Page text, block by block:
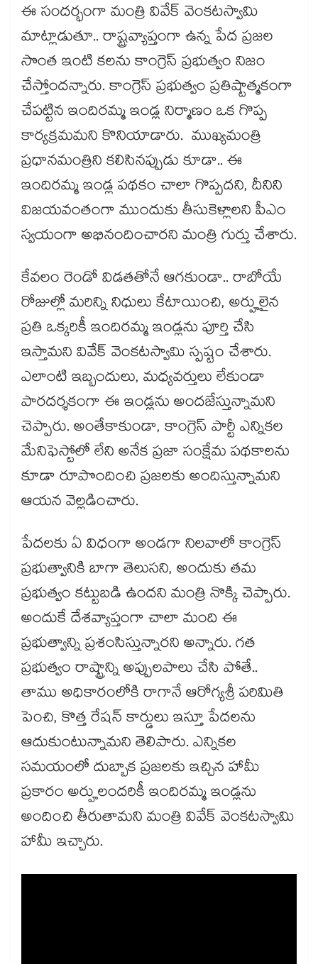
ఈ సందర్భంగా మంత్రి వివేక్ వెంకటస్వామి
మాట్లాడుతూ.. రాష్ట్రవ్యాప్తంగా ఉన్న పేద ప్రజల
సొంత ఇంటి కలను కాంగ్రెస్ ప్రభుత్వం నిజం
చేస్తోందన్నారు. కాంగ్రెస్ ప్రభుత్వం ప్రతిష్టాత్మకంగా
చేపట్టిన ఇందిరమ్మ ఇండ్ల నిర్మాణం ఒక గొప్ప
కార్యక్రమమని కొనియాడారు. ముఖ్యమంత్రి
ప్రధానమంత్రిని కలిసినప్పుడు కూడా.. ఈ
ఇందిరమ్మ ఇండ్ల పథకం చాలా గొప్పదని, దీనిని
విజయవంతంగా ముందుకు తీసుకెళ్లాలని పీఎం
స్వయంగా అభినందించారని మంత్రి గుర్తు చేశారు.
కేవలం రెండో విడతతోనే ఆగకుండా.. రాబోయే
రోజుల్లో మరిన్ని నిధులు కేటాయించి, అర్హులైన
ప్రతి ఒక్కరికీ ఇందిరమ్మ ఇండ్లను పూర్తి చేసి
ఇస్తామని వివేక్ వెంకటస్వామి స్పష్టం చేశారు.
ఎలాంటి ఇబ్బందులు, మధ్యవర్తులు లేకుండా
పారదర్శకంగా ఈ ఇండ్లను అందజేస్తున్నామని
చెప్పారు. అంతేకాకుండా, కాంగ్రెస్ పార్టీ ఎన్నికల
మేనిఫెస్టోలో లేని అనేక ప్రజా సంక్షేమ పథకాలను
కూడా రూపొందించి ప్రజలకు అందిస్తున్నామని
ఆయన వెల్లడించారు.
పేదలకు ఏ విధంగా అండగా నిలవాలో కాంగ్రెస్
ప్రభుత్వానికి బాగా తెలుసని, అందుకు తమ
ప్రభుత్వం కట్టుబడి ఉందని మంత్రి నొక్కి చెప్పారు.
అందుకే దేశవ్యాప్తంగా చాలా మంది ఈ
ప్రభుత్వాన్ని ప్రశంసిస్తున్నారని అన్నారు. గత
ప్రభుత్వం రాష్ట్రాన్ని అప్పులపాలు చేసి పోతే..
తాము అధికారంలోకి రాగానే ఆరోగ్యశ్రీ పరిమితి
పెంచి, కొత్త రేషన్ కార్డులు ఇస్తూ పేదలను
ఆదుకుంటున్నామని తెలిపారు. ఎన్నికల
సమయంలో దుబ్బాక ప్రజలకు ఇచ్చిన హామీ
ప్రకారం అర్హులందరికీ ఇందిరమ్మ ఇండ్లను
అందించి తీరుతామని మంత్రి వివేక్ వెంకటస్వామి
హామీ ఇచ్చారు.